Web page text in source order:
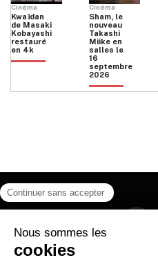
Cinéma
Kwaïdan
de Masaki
Kobayashi
restauré
en 4k
Cinéma
Sham, le
nouveau
Takashi
Miike en
salles le
16
septembre
2026